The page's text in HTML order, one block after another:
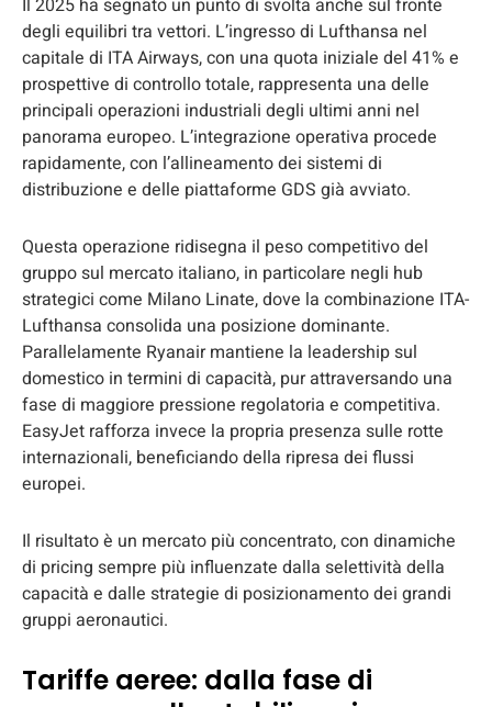
Il 2025 ha segnato un punto di svolta anche sul fronte
degli equilibri tra vettori. L’ingresso di Lufthansa nel
capitale di ITA Airways, con una quota iniziale del 41% e
prospettive di controllo totale, rappresenta una delle
principali operazioni industriali degli ultimi anni nel
panorama europeo. L’integrazione operativa procede
rapidamente, con l’allineamento dei sistemi di
distribuzione e delle piattaforme GDS già avviato.
Questa operazione ridisegna il peso competitivo del
gruppo sul mercato italiano, in particolare negli hub
strategici come Milano Linate, dove la combinazione ITA-
Lufthansa consolida una posizione dominante.
Parallelamente Ryanair mantiene la leadership sul
domestico in termini di capacità, pur attraversando una
fase di maggiore pressione regolatoria e competitiva.
EasyJet rafforza invece la propria presenza sulle rotte
internazionali, beneficiando della ripresa dei flussi
europei.
Il risultato è un mercato più concentrato, con dinamiche
di pricing sempre più influenzate dalla selettività della
capacità e dalle strategie di posizionamento dei grandi
gruppi aeronautici.
Tariffe aeree: dalla fase di